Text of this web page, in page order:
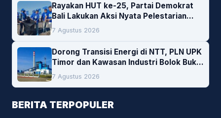
Rayakan HUT ke-25, Partai Demokrat
Bali Lakukan Aksi Nyata Pelestarian
Lingkungan
7 Agustus 2026
Dorong Transisi Energi di NTT, PLN UPK
Timor dan Kawasan Industri Bolok Buka
Peluang Investasi Woodchip untuk
Cofiring PLTU Bolok
7 Agustus 2026
BERITA TERPOPULER